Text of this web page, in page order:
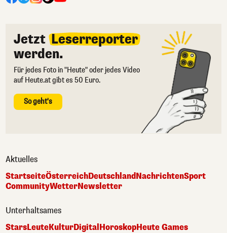
Jetzt Leserreporter
werden.
Für jedes Foto in "Heute" oder jedes Video
auf Heute.at gibt es 50 Euro.
So geht's
Aktuelles
StartseiteÖsterreichDeutschlandNachrichtenSport
CommunityWetterNewsletter
Unterhaltsames
StarsLeuteKulturDigital HoroskopHeute Games